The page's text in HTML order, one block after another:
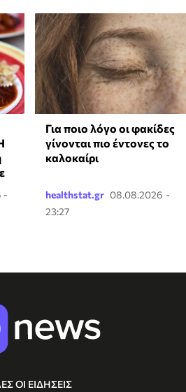
-
Για ποιο λόγο οι φακίδες
γίνονται πιο έντονες το
καλοκαίρι
healthstat.gr 08.08.2026 -
23:27
ΟΙ ΕΙΔΗΣΕΙΣ